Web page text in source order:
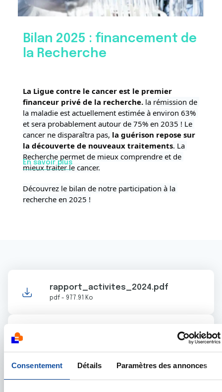
Consentement Détails Paramètres des annonces
Bilan 2025 : financement de
la Recherche
La Ligue contre le cancer est le premier
financeur privé de la recherche. la rémission de
la maladie est actuellement estimée à environ 63%
et sera probablement autour de 75% en 2035 ! Le
cancer ne disparaîtra pas, la guérison repose sur
la découverte de nouveaux traitements. La
Recherche permet de mieux comprendre et de
mieux traiter le cancer.
Découvrez le bilan de notre participation à la
recherche en 2025 !
En savoir plus
rapport_activites_2024.pdf
pdf - 977.91 Ko
rapport_cac_ligue_cancer_31.12.24.pdf